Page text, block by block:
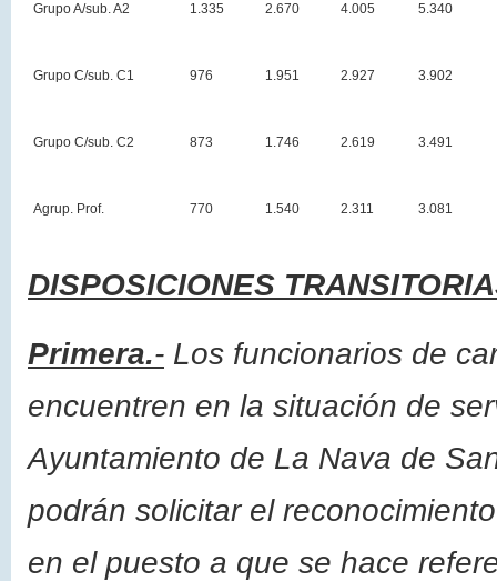
Grupo A/sub. A2 1.335 2.670 4.005 5.340
Grupo C/sub. C1 976 1.951 2.927 3.902
Grupo C/sub. C2 873 1.746 2.619 3.491
Agrup. Prof. 770 1.540 2.311 3.081
DISPOSICIONES
Primera.- Los funcionarios de
encuentren en la situación de
Ayuntamiento de La Nava de
podrán solicitar el
en el puesto a que se hace